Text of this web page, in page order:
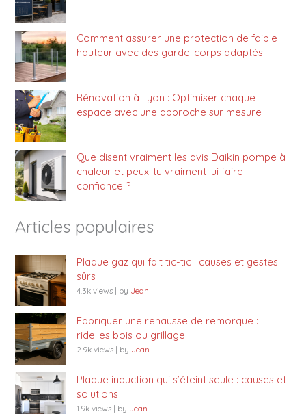
Comment assurer une protection de faible
hauteur avec des garde-corps adaptés
Rénovation à Lyon : Optimiser chaque
espace avec une approche sur mesure
Que disent vraiment les avis Daikin pompe à
chaleur et peux-tu vraiment lui faire
confiance ?
Articles populaires
Plaque gaz qui fait tic-tic : causes et gestes
sûrs
4.3k views | by Jean
Fabriquer une rehausse de remorque :
ridelles bois ou grillage
2.9k views | by Jean
Plaque induction qui s’éteint seule : causes et
solutions
1.9k views | by Jean